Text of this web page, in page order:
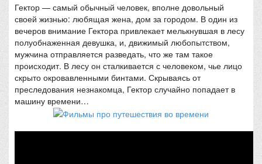
Гектор — самый обычный человек, вполне довольный
своей жизнью: любящая жена, дом за городом. В один из
вечеров внимание Гектора привлекает мелькнувшая в лесу
полуобнаженная девушка, и, движимый любопытством,
мужчина отправляется разведать, что же там такое
происходит. В лесу он сталкивается с человеком, чье лицо
скрыто окровавленными бинтами. Скрываясь от
преследования незнакомца, Гектор случайно попадает в
машину времени…